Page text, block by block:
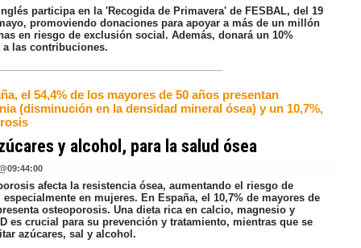
participa en la 'Recogida de Primavera' de FESBAL, del 19
promoviendo donaciones para apoyar a más de un millón
en riesgo de exclusión social. Además, donará un 10%
las contribuciones.
el 54,4% de los mayores de 50 años presentan
(disminución en la densidad mineral ósea) y un 10,7%,
y alcohol, para la salud ósea
09:44:00
afecta la resistencia ósea, aumentando el riesgo de
especialmente en mujeres. En España, el 10,7% de mayores de
osteoporosis. Una dieta rica en calcio, magnesio y
es crucial para su prevención y tratamiento, mientras que se
azúcares, sal y alcohol.